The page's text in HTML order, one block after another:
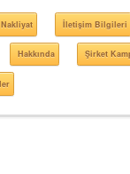
İletişim Bilgileri
Hakkında Şirket